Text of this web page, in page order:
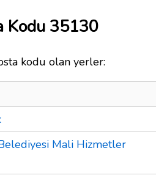
Kodu 35130
kodu olan yerler:
Mali Hizmetler